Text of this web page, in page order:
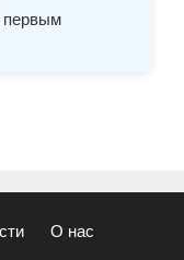
первым
О нас